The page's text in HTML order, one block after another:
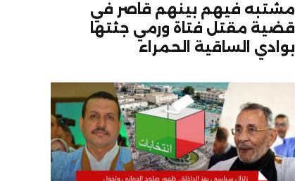
مشتبه فيهم بينهم قاصر في
قضية مقتل فتاة ورمي جثتها
بوادي الساقية الحمراء